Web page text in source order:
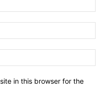
in this browser for the